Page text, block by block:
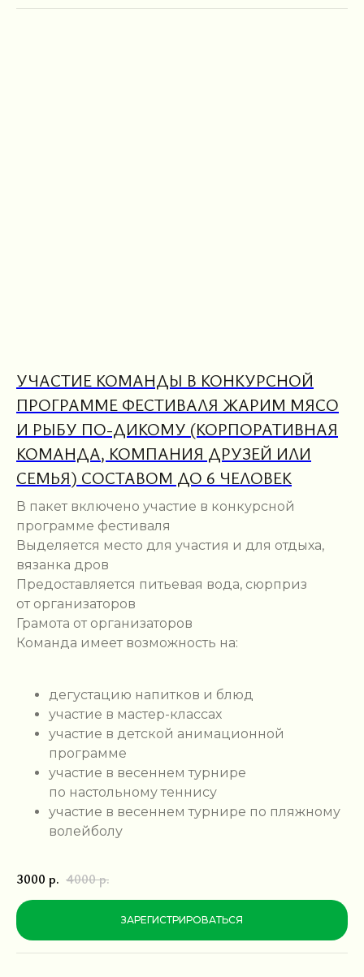
УЧАСТИЕ КОМАНДЫ В КОНКУРСНОЙ
ПРОГРАММЕ ФЕСТИВАЛЯ ЖАРИМ МЯСО
И РЫБУ ПО-ДИКОМУ (КОРПОРАТИВНАЯ
КОМАНДА, КОМПАНИЯ ДРУЗЕЙ ИЛИ
СЕМЬЯ) СОСТАВОМ ДО 6 ЧЕЛОВЕК
В пакет включено участие в конкурсной
программе фестиваля
Выделяется место для участия и для отдыха,
вязанка дров
Предоставляется питьевая вода, сюрприз
от организаторов
Грамота от организаторов
Команда имеет возможность на:
дегустацию напитков и блюд
участие в мастер-классах
участие в детской анимационной
программе
участие в весеннем турнире
по настольному теннису
участие в весеннем турнире по пляжному
волейболу
3000 р. 4000р.
ЗАРЕГИСТРИРОВАТЬСЯ